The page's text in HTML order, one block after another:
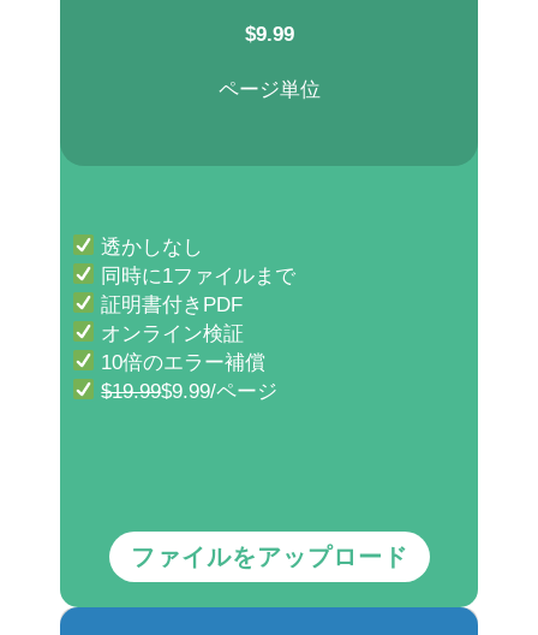
$9.99
ページ単位
透かしなし
同時に1ファイルまで
証明書付きPDF
オンライン検証
10倍のエラー補償
$19.99$9.99/ページ
ファイルをアップロード